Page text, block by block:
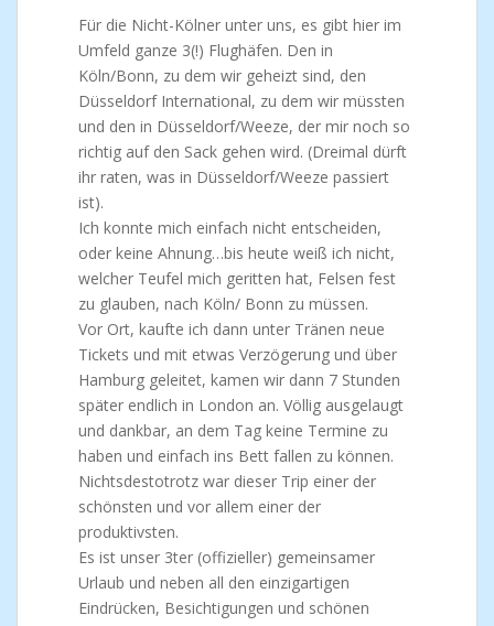
Für die Nicht-Kölner unter uns, es gibt hier im
Umfeld ganze 3(!) Flughäfen. Den in
Köln/Bonn, zu dem wir geheizt sind, den
Düsseldorf International, zu dem wir müssten
und den in Düsseldorf/Weeze, der mir noch so
richtig auf den Sack gehen wird. (Dreimal dürft
ihr raten, was in Düsseldorf/Weeze passiert
ist).
Ich konnte mich einfach nicht entscheiden,
oder keine Ahnung…bis heute weiß ich nicht,
welcher Teufel mich geritten hat, Felsen fest
zu glauben, nach Köln/ Bonn zu müssen.
Vor Ort, kaufte ich dann unter Tränen neue
Tickets und mit etwas Verzögerung und über
Hamburg geleitet, kamen wir dann 7 Stunden
später endlich in London an. Völlig ausgelaugt
und dankbar, an dem Tag keine Termine zu
haben und einfach ins Bett fallen zu können.
Nichtsdestotrotz war dieser Trip einer der
schönsten und vor allem einer der
produktivsten.
Es ist unser 3ter (offizieller) gemeinsamer
Urlaub und neben all den einzigartigen
Eindrücken, Besichtigungen und schönen